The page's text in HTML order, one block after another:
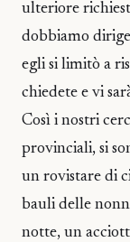
ulteriore
dobbiamo
egli si limitò a
chiedete e vi
Così i nostri
provinciali, si
un rovistare di
bauli delle
notte, un